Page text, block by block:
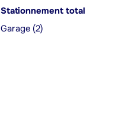
Stationnement total
Garage (2)